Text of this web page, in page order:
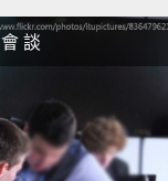
會 談